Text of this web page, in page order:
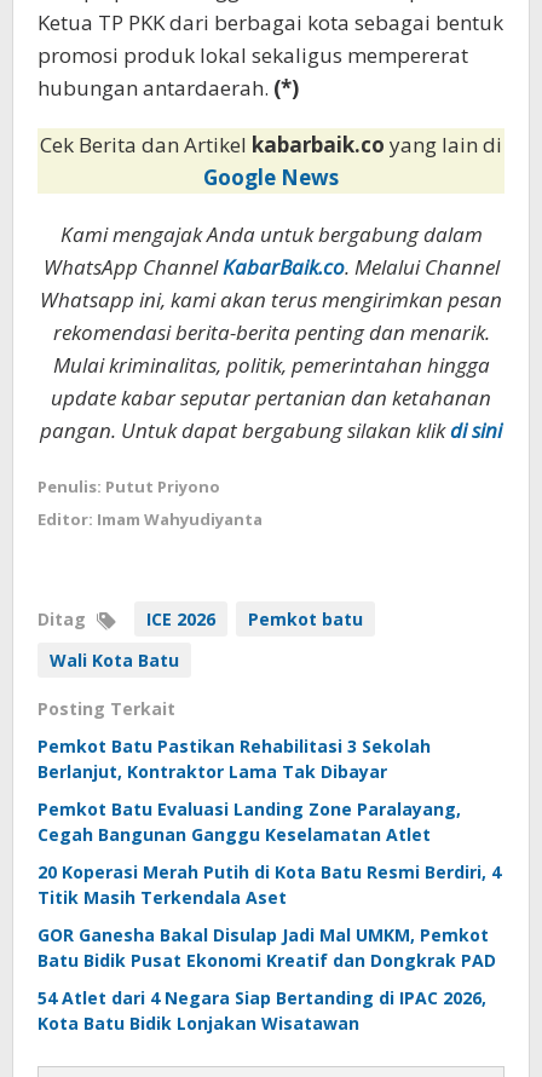
Ketua TP PKK dari berbagai kota sebagai bentuk
promosi produk lokal sekaligus mempererat
hubungan antardaerah. (*)
Cek Berita dan Artikel kabarbaik.co yang lain di
Google News
Kami mengajak Anda untuk bergabung dalam
WhatsApp ChannelKabarBaik.co. Melalui Channel
Whatsapp ini, kami akan terus mengirimkan pesan
rekomendasi berita-berita penting dan menarik.
Mulai kriminalitas, politik, pemerintahan hingga
update kabar seputar pertanian dan ketahanan
pangan. Untuk dapat bergabung silakan klikdi sini
Penulis: Putut Priyono
Editor: Imam Wahyudiyanta
Ditag ICE 2026
Pemkot batu
Wali Kota Batu
Posting Terkait
Pemkot Batu Pastikan Rehabilitasi 3 Sekolah
Berlanjut, Kontraktor Lama Tak Dibayar
Pemkot Batu Evaluasi Landing Zone Paralayang,
Cegah Bangunan Ganggu Keselamatan Atlet
20 Koperasi Merah Putih di Kota Batu Resmi Berdiri, 4
Titik Masih Terkendala Aset
GOR Ganesha Bakal Disulap Jadi Mal UMKM, Pemkot
Batu Bidik Pusat Ekonomi Kreatif dan Dongkrak PAD
54 Atlet dari 4 Negara Siap Bertanding di IPAC 2026,
Kota Batu Bidik Lonjakan Wisatawan